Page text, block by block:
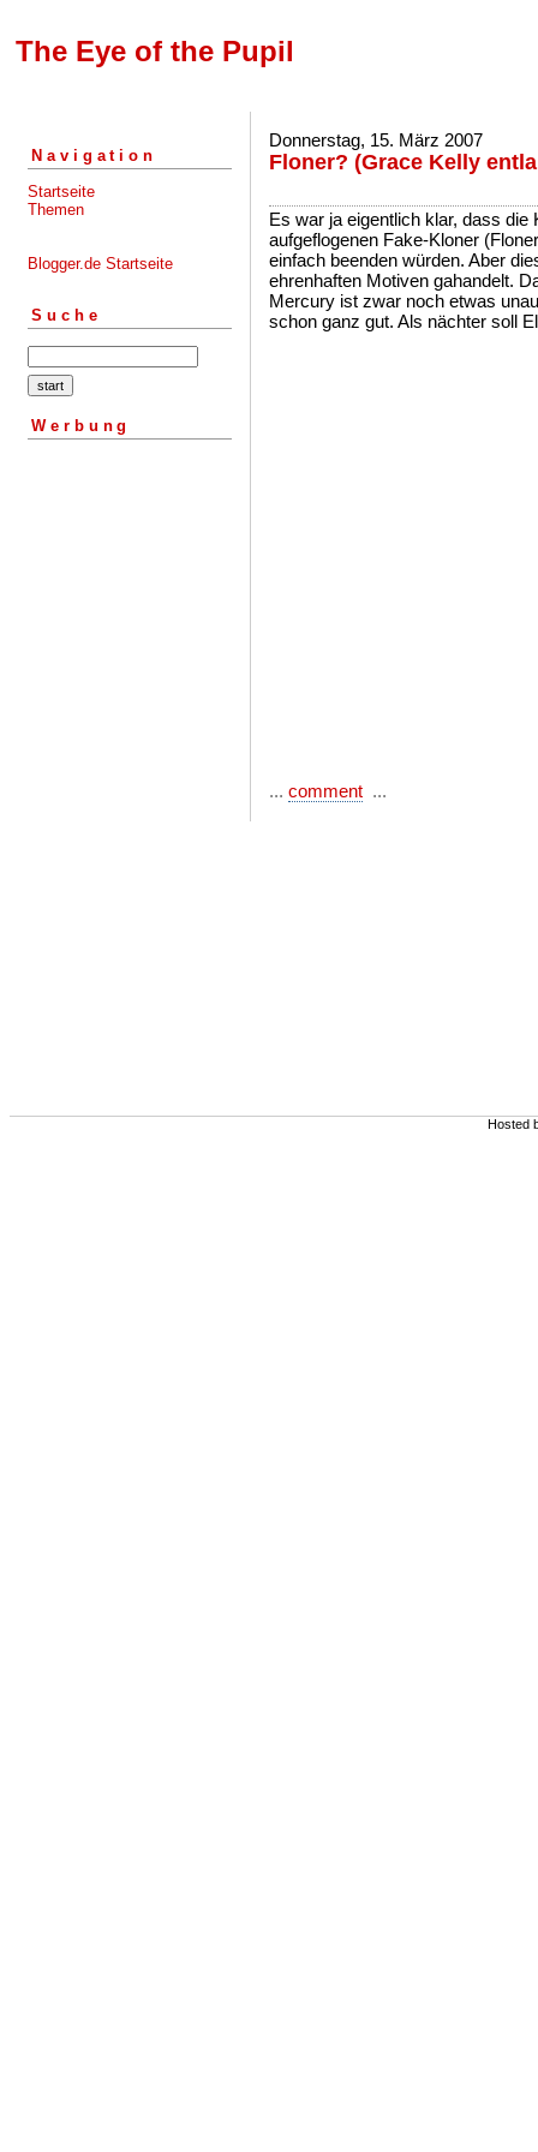
The Eye of the Pupil
Navigation
Startseite
Themen
Blogger.de Startseite
Suche
Werbung
Donnerstag, 15. März 2007
Floner? (Grace Kelly
Es war ja eigentlich klar, dass die
aufgeflogenen Fake-Kloner
einfach beenden würden. Aber
ehrenhaften Motiven gahandelt.
Mercury ist zwar noch etwas
schon ganz gut. Als nächter soll
... comment ...
Hosted